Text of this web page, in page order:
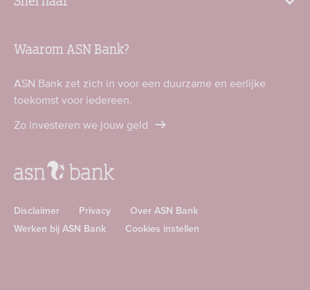
Waarom ASN Bank?
ASN Bank zet zich in voor een duurzame en eerlijke
toekomst voor iedereen.
Zo investeren we jouw geld
Disclaimer Privacy
Over ASN Bank
Werken bij ASN Bank
Cookies instellen